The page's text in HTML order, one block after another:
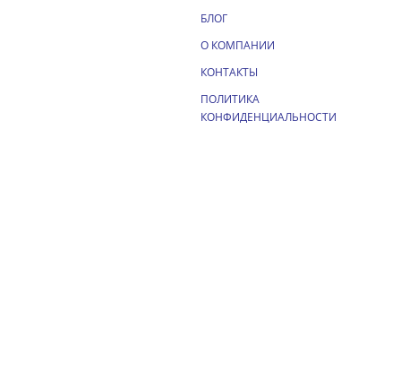
БЛОГ
О КОМПАНИИ
КОНТАКТЫ
ПОЛИТИКА
КОНФИДЕНЦИАЛЬНОСТИ